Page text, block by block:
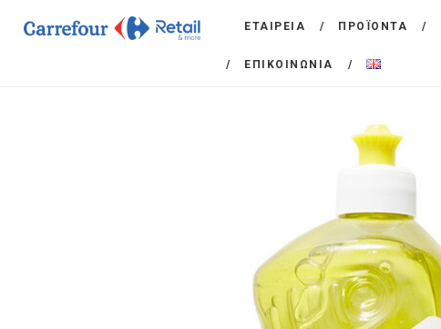
ΕΤΑΙΡΕΙΑ ΠΡΟΪΟΝΤΑ
ΕΠΙΚΟΙΝΩΝΙΑ